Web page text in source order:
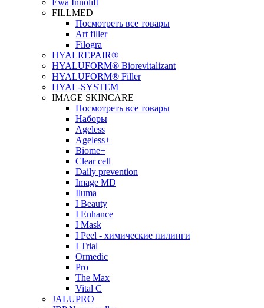
Ewa Innolift
FILLMED
Посмотреть все товары
Art filler
Filogra
НYALREPAIR®
HYALUFORM® Biorevitalizant
HYALUFORM® Filler
HYAL-SYSTEM
IMAGE SKINCARE
Посмотреть все товары
Наборы
Ageless
Ageless+
Biome+
Clear cell
Daily prevention
Image MD
Iluma
I Beauty
I Enhance
I Mask
I Peel - химические пилинги
I Trial
Ormedic
Pro
The Max
Vital C
JALUPRO